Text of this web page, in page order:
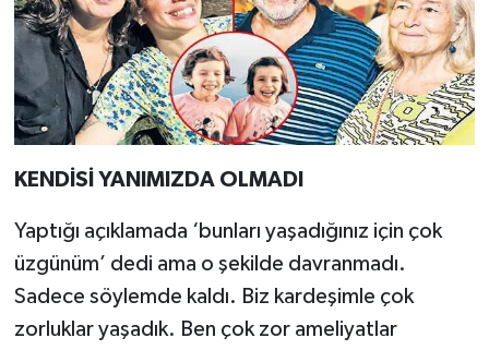
KENDİSİ YANIMIZDA OLMADI
Yaptığı açıklamada ‘bunları yaşadığınız için çok
üzgünüm’ dedi ama o şekilde davranmadı.
Sadece söylemde kaldı. Biz kardeşimle çok
zorluklar yaşadık. Ben çok zor ameliyatlar